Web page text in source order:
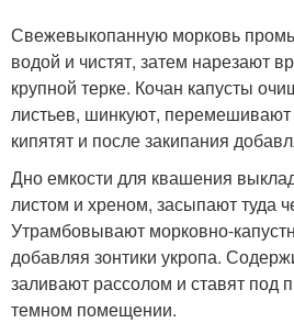
Свежевыкопанную морковь
водой и чистят, затем нарезают
крупной терке. Кочан капусты
листьев, шинкуют,
кипятят и после закипания
Дно емкости для квашения
листом и хреном, засыпают туда
Утрамбовывают морковно-
добавляя зонтики укропа.
заливают рассолом и ставят под
темном помещении.